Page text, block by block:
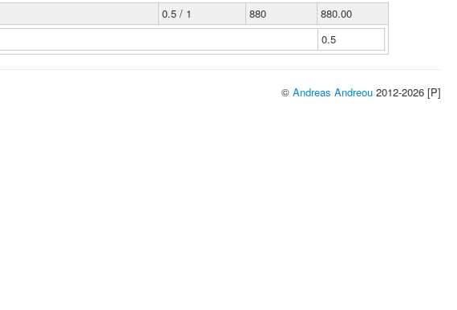
0.5 / 1 880
880.00
0.5
© Andreas Andreou 2012-2026 [P]